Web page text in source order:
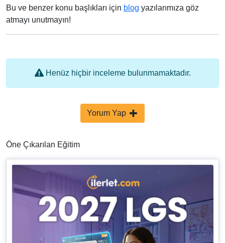
Bu ve benzer konu başlıkları için blog yazılarımıza göz
atmayı unutmayın!
Henüz hiçbir inceleme bulunmamaktadır.
Yorum Yap
Öne Çıkarılan Eğitim